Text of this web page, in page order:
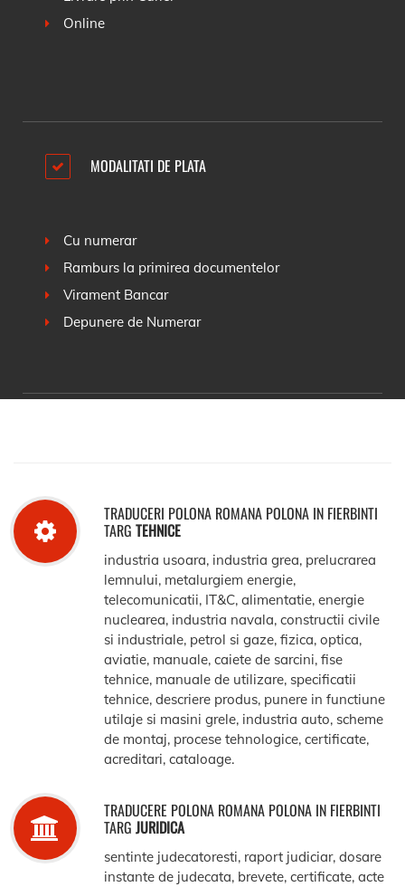
Online
MODALITATI DE PLATA
Cu numerar
Ramburs la primirea documentelor
Virament Bancar
Depunere de Numerar
TRADUCERI POLONA ROMANA POLONA IN FIERBINTI
TARG TEHNICE
industria usoara, industria grea, prelucrarea
lemnului, metalurgiem energie,
telecomunicatii, IT&C, alimentatie, energie
nuclearea, industria navala, constructii civile
si industriale, petrol si gaze, fizica, optica,
aviatie, manuale, caiete de sarcini, fise
tehnice, manuale de utilizare, specificatii
tehnice, descriere produs, punere in functiune
utilaje si masini grele, industria auto, scheme
de montaj, procese tehnologice, certificate,
acreditari, cataloage.
TRADUCERE POLONA ROMANA POLONA IN FIERBINTI
TARG JURIDICA
sentinte judecatoresti, raport judiciar, dosare
instante de judecata, brevete, certificate, acte